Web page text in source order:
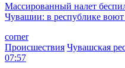
Массированный налет
Чувашии: в республике
corner
Происшествия Чувашская
07:57